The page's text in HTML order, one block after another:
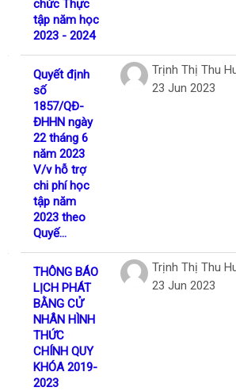
chức Thực
tập năm học
2023 - 2024
Quyết định
số
1857/QĐ-
ĐHHN ngày
22 tháng 6
năm 2023
V/v hỗ trợ
chi phí học
tập năm
2023 theo
Quyế...
Trịnh Thị Thu
23 Jun 2023
THÔNG BÁO
LỊCH PHÁT
BẰNG CỬ
NHÂN HÌNH
THỨC
CHÍNH QUY
KHÓA 2019-
2023
Trịnh Thị Thu
23 Jun 2023